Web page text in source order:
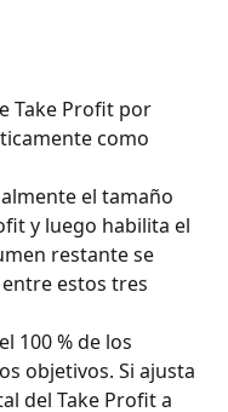
Take Profit por
como
el tamaño
y luego habilita el
restante se
estos tres
100 % de los
objetivos. Si ajusta
del Take Profit a